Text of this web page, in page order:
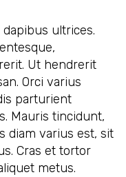
ultrices.
Ut hendrerit
Orci varius
parturient
Mauris tincidunt,
diam varius est, sit
Cras et tortor
metus.